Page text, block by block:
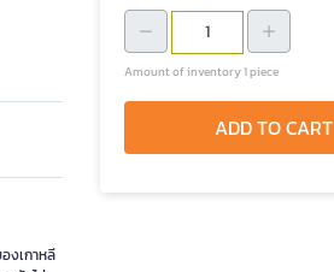
งเกาหลี
Amount of inventory 1 piece
ADD TO CART